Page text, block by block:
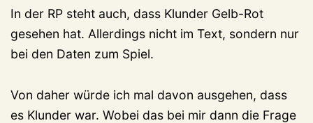
In der RP steht auch, dass Klunder Gelb-Rot
gesehen hat. Allerdings nicht im Text, sondern nur
bei den Daten zum Spiel.
Von daher würde ich mal davon ausgehen, dass
es Klunder war. Wobei das bei mir dann die Frage